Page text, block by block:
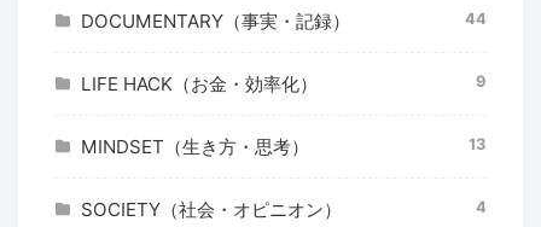
DOCUMENTARY（事実・記録） 44
LIFE HACK（お金・効率化） 9
MINDSET（生き方・思考） 13
SOCIETY（社会・オピニオン） 4